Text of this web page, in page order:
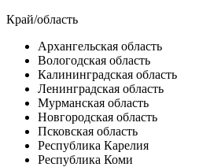
Край/область
Архангельская область
Вологодская область
Калининградская область
Ленинградская область
Мурманская область
Новгородская область
Псковская область
Республика Карелия
Республика Коми